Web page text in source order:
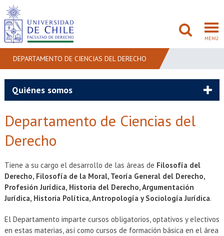
MENÚ
INVESTIGACIÓN
BIBLIOTECAS
EXTENSIÓN
DEPARTAMENTO DE CIENCIAS DEL DERECHO
Quiénes somos
Departamento de Ciencias del
Derecho
Tiene a su cargo el desarrollo de las áreas de Filosofía del
Derecho, Filosofía de la Moral, Teoría General del Derecho,
Profesión Jurídica, Historia del Derecho, Argumentación
Jurídica, Historia Política, Antropología y Sociología Jurídica.
El Departamento imparte cursos obligatorios, optativos y electivos
en estas materias, así como cursos de formación básica en el área